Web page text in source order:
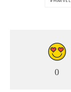
MARVEL
0